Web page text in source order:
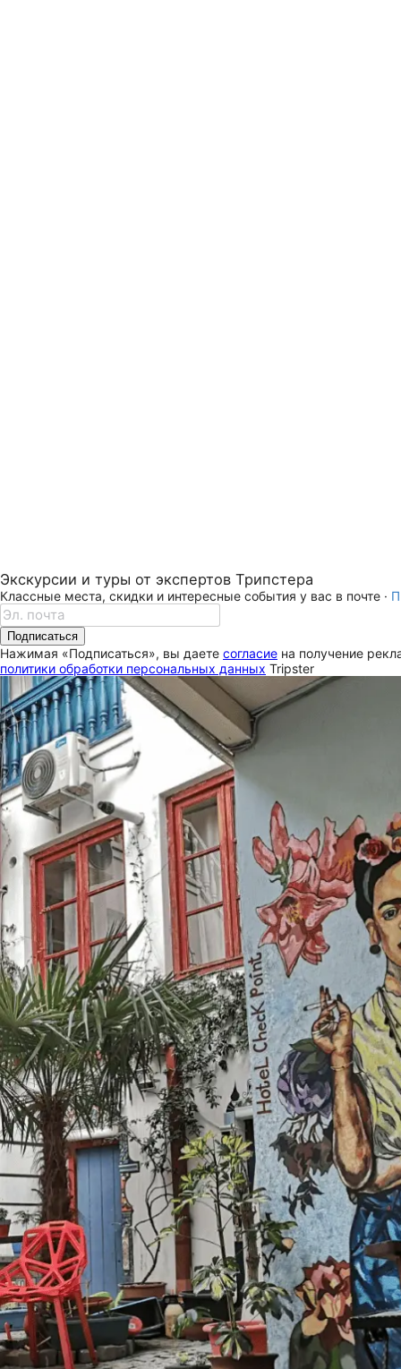
Экскурсии и туры от экспертов Трипстера
Классные места, скидки и интересные события у вас в почте ·
Подписаться
Нажимая «Подписаться», вы даете согласие на получение
политики обработки персональных данных Tripster